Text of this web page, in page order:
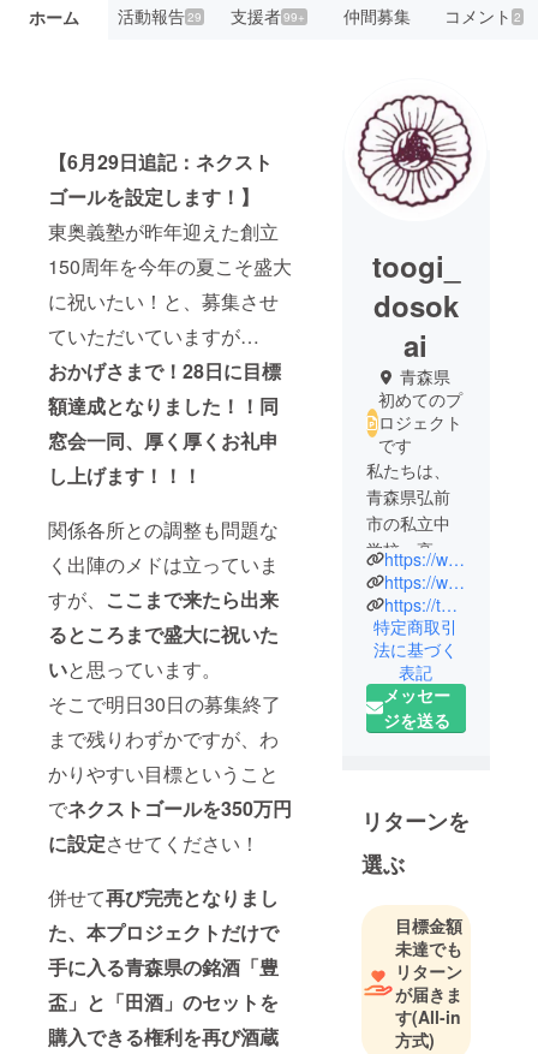
ホーム 活動報告29 支援者99+ 仲間募集 コメント 2
【6月29日追記：ネクスト
ゴールを設定します！】
東奥義塾が昨年迎えた創立
150周年を今年の夏こそ盛大
に祝いたい！と、募集させ
ていただいていますが…
おかげさまで！28日に目標
額達成となりました！！同
窓会一同、厚く厚くお礼申
し上げます！！！
関係各所との調整も問題な
く出陣のメドは立っていま
すが、 ここまで来たら出来
るところまで盛大に祝いた
いと思っています。
そこで明日30日の募集終了
まで残りわずかですが、わ
かりやすい目標ということ
でネクストゴールを350万円
に設定させてください！
併せて再び完売となりまし
た、本プロジェクトだけで
手に入る青森県の銘酒「豊
盃」と「田酒」のセットを
購入できる権利を再び酒蔵
toogi_
dosok
ai
青森県
初めてのプ
ロジェクト
です
私たちは、
青森県弘前
市の私立中
学校・高校
で、青森県
最古の学校
でもある
「東奥義
塾」の卒業
生でつくる
同窓会で
会支部が創
設されてお
り、同窓生
を支援すべ
く活動して
います。
https://www.gijuku.ac.jp/hs/support/02.php
https://www.facebook.com/groups/233387930417189/
https://tokyojukuyukai.jimdofree.com/
特定商取引
法に基づく
表記
メッセー
ジを送る
リターンを
選ぶ
目標金額
未達でも
リターン
が届きま
す(All-in
方式)